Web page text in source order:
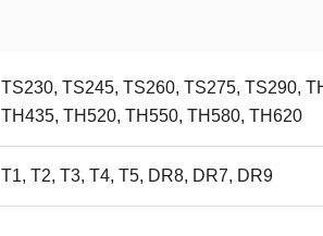
TS230, TS245, TS260, TS275, TS290,
TH435, TH520, TH550, TH580, TH620
T1, T2, T3, T4, T5, DR8, DR7, DR9